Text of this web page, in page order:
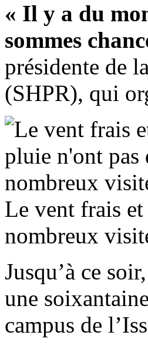
« Il y a du
sommes
présidente de
(SHPR), qui
Le vent frais
nombreux
Jusqu’à ce
une
campus de